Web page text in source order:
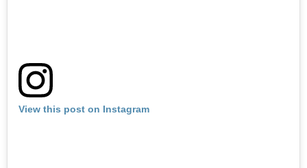
View this post on Instagram